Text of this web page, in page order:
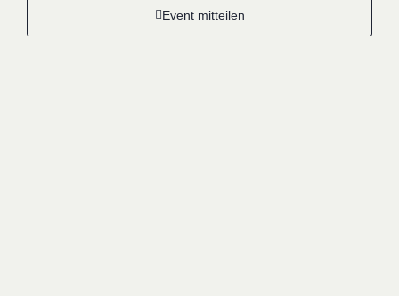
Event mitteilen